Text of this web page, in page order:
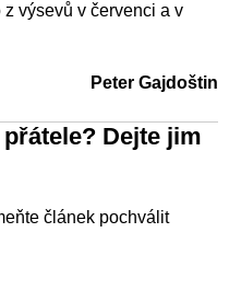
výsevů v červenci a v
Peter Gajdoštin
Dejte jim
článek pochválit